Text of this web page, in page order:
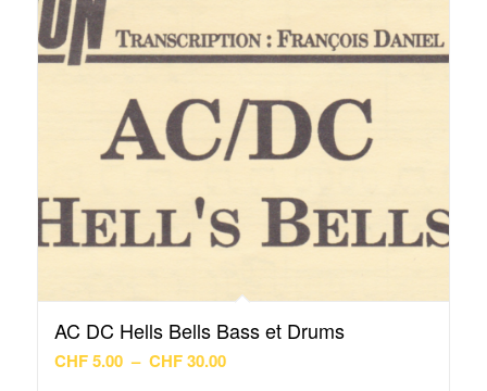
AC DC Hells Bells Bass et Drums
CHF5.00 – CHF30.00Plage